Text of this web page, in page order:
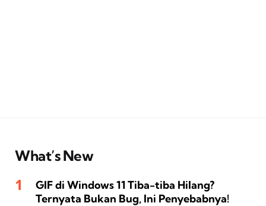
What’s New
GIF di Windows 11 Tiba-tiba Hilang?
Ternyata Bukan Bug, Ini Penyebabnya!